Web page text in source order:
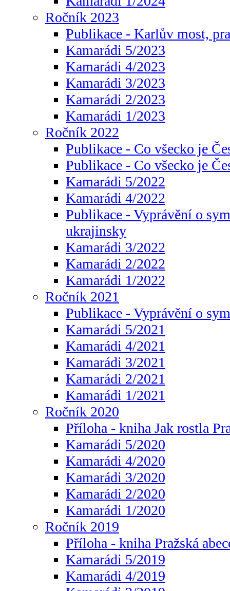
Ročník 2023
Publikace - Karlův most,
Kamarádi 5/2023
Kamarádi 4/2023
Kamarádi 3/2023
Kamarádi 2/2023
Kamarádi 1/2023
Ročník 2022
Publikace - Co všecko je
Publikace - Co všecko je
Kamarádi 5/2022
Kamarádi 4/2022
Publikace - Vyprávění o
ukrajinsky
Kamarádi 3/2022
Kamarádi 2/2022
Kamarádi 1/2022
Ročník 2021
Publikace - Vyprávění o
Kamarádi 5/2021
Kamarádi 4/2021
Kamarádi 3/2021
Kamarádi 2/2021
Kamarádi 1/2021
Ročník 2020
Příloha - kniha Jak rostla
Kamarádi 5/2020
Kamarádi 4/2020
Kamarádi 3/2020
Kamarádi 2/2020
Kamarádi 1/2020
Ročník 2019
Příloha - kniha Pražská
Kamarádi 5/2019
Kamarádi 4/2019